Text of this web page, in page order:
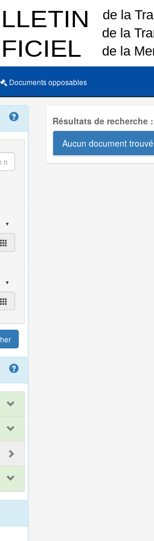
Documents opposables
Résultats de recherche
Aucun document trouvé